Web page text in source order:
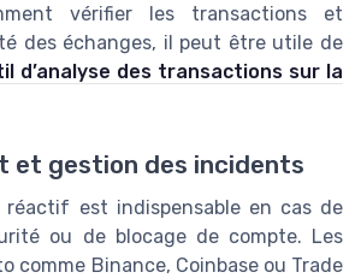
vérifier les transactions et
des échanges, il peut être utile de
d’analyse des transactions sur la
et gestion des incidents
réactif est indispensable en cas de
ou de blocage de compte. Les
comme Binance, Coinbase ou Trade